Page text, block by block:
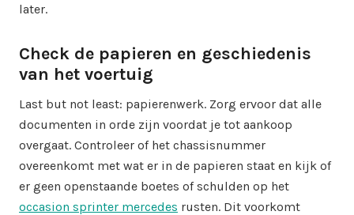
later.
Check de papieren en geschiedenis
van het voertuig
Last but not least: papierenwerk. Zorg ervoor dat alle
documenten in orde zijn voordat je tot aankoop
overgaat. Controleer of het chassisnummer
overeenkomt met wat er in de papieren staat en kijk of
er geen openstaande boetes of schulden op het
occasion sprinter mercedes rusten. Dit voorkomt